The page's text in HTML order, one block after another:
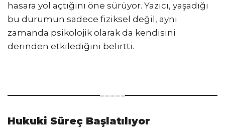
hasara yol açtığını öne sürüyor. Yazıcı, yaşadığı
bu durumun sadece fiziksel değil, aynı
zamanda psikolojik olarak da kendisini
derinden etkilediğini belirtti.
Hukuki Süreç Başlatılıyor